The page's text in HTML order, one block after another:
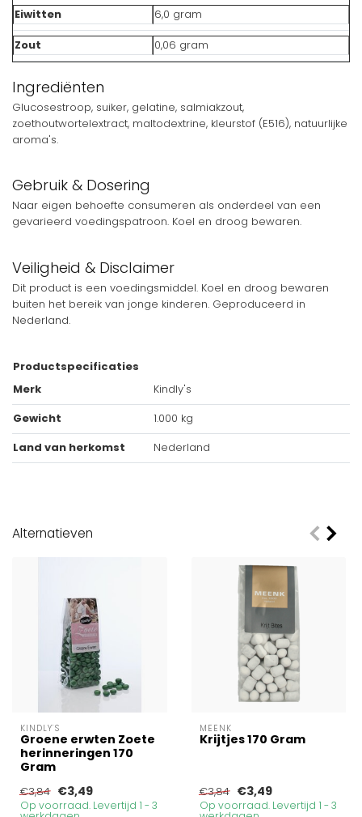
Eiwitten
6,0 gram
Zout
0,06 gram
Ingrediënten
Glucosestroop, suiker, gelatine, salmiakzout,
zoethoutwortelextract, maltodextrine, kleurstof (E516), natuurlijke
aroma's.
Gebruik & Dosering
Naar eigen behoefte consumeren als onderdeel van een
gevarieerd voedingspatroon. Koel en droog bewaren.
Veiligheid & Disclaimer
Dit product is een voedingsmiddel. Koel en droog bewaren
buiten het bereik van jonge kinderen. Geproduceerd in
Nederland.
Productspecificaties
Merk
Kindly's
Gewicht
1.000 kg
Land van herkomst
Nederland
Alternatieven
KINDLY'S
Groene erwten Zoete
herinneringen 170
Gram
€3,84 €3,49
Op voorraad. Levertijd 1 - 3
MEENK
Krijtjes 170 Gram
€3,84 €3,49
Op voorraad. Levertijd 1 - 3